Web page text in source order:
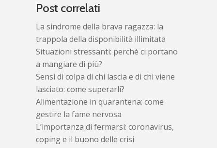
Post correlati
La sindrome della brava ragazza: la
trappola della disponibilità illimitata
Situazioni stressanti: perché ci portano
a mangiare di più?
Sensi di colpa di chi lascia e di chi viene
lasciato: come superarli?
Alimentazione in quarantena: come
gestire la fame nervosa
L’importanza di fermarsi: coronavirus,
coping e il buono delle crisi